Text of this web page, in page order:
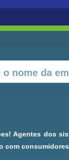
Agentes dos
com